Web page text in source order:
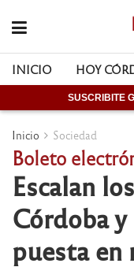
INICIO HOY
SUSCRIBITE
Inicio Sociedad
Boleto
Escalan
Córdoba
puesta en